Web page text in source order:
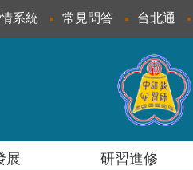
系統 常見問答 台北通
展 研習進修